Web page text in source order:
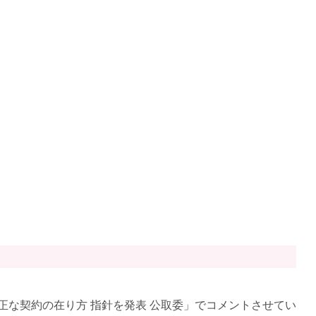
契約の在り方 指針を発表 公取委」でコメントさせてい